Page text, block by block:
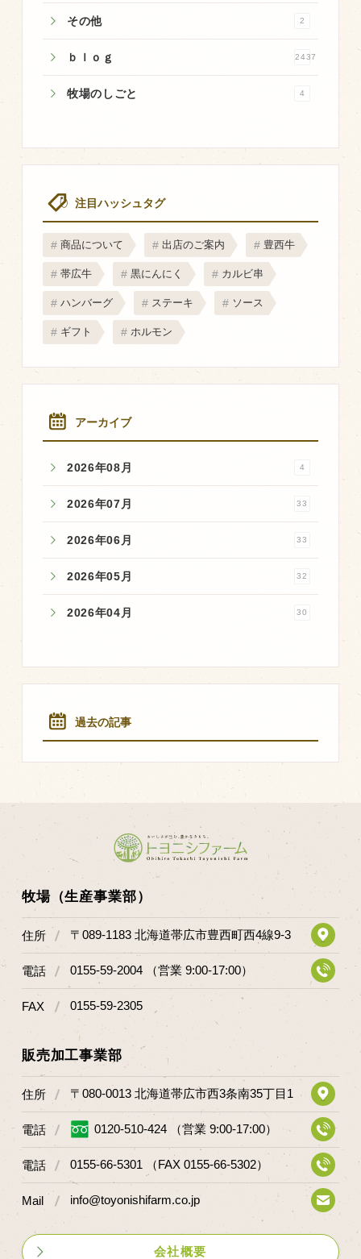
その他 2
ｂｌｏｇ 2437
牧場のしごと 4
注目ハッシュタグ
商品について 出店のご案内 豊西牛
帯広牛 黒にんにく カルビ串
ハンバーグ ステーキ ソース
ギフト ホルモン
アーカイブ
2026年08月 4
2026年07月 33
2026年06月 33
2026年05月 32
2026年04月 30
過去の記事
牧場（生産事業部）
住所 〒089-1183 北海道帯広市豊西町西4線9-3
電話 0155-59-2004 （営業 9:00-17:00）
FAX 0155-59-2305
販売加工事業部
住所 〒080-0013 北海道帯広市西3条南35丁目1
電話 0120-510-424 （営業 9:00-17:00）
電話 0155-66-5301 （FAX 0155-66-5302）
Mail info@toyonishifarm.co.jp
会社概要
ギフト
取り扱い店
その他
問い合わせ
個人のお客様
法人のお客様
Twitter
LINE公式アカウント
Instagram
RSS フィード